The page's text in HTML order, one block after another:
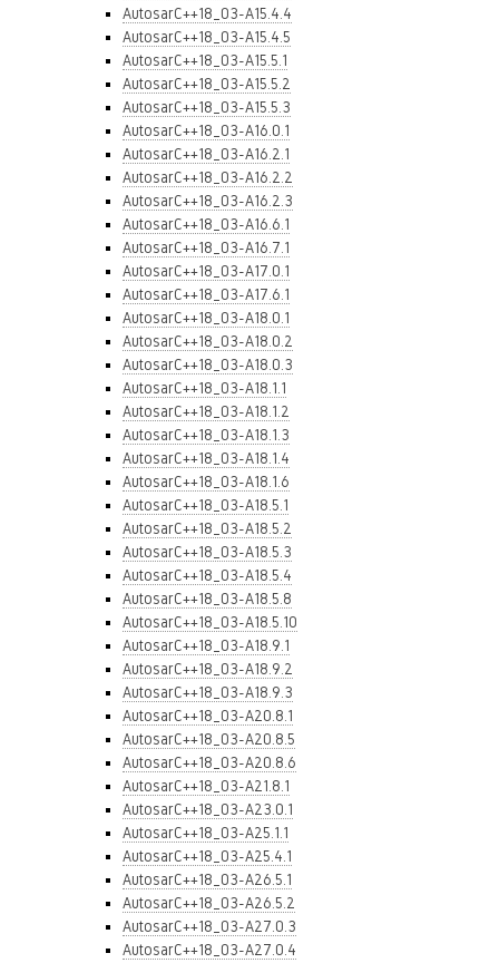
AutosarC++18_03-A15.4.4
AutosarC++18_03-A15.4.5
AutosarC++18_03-A15.5.1
AutosarC++18_03-A15.5.2
AutosarC++18_03-A15.5.3
AutosarC++18_03-A16.0.1
AutosarC++18_03-A16.2.1
AutosarC++18_03-A16.2.2
AutosarC++18_03-A16.2.3
AutosarC++18_03-A16.6.1
AutosarC++18_03-A16.7.1
AutosarC++18_03-A17.0.1
AutosarC++18_03-A17.6.1
AutosarC++18_03-A18.0.1
AutosarC++18_03-A18.0.2
AutosarC++18_03-A18.0.3
AutosarC++18_03-A18.1.1
AutosarC++18_03-A18.1.2
AutosarC++18_03-A18.1.3
AutosarC++18_03-A18.1.4
AutosarC++18_03-A18.1.6
AutosarC++18_03-A18.5.1
AutosarC++18_03-A18.5.2
AutosarC++18_03-A18.5.3
AutosarC++18_03-A18.5.4
AutosarC++18_03-A18.5.8
AutosarC++18_03-A18.5.10
AutosarC++18_03-A18.9.1
AutosarC++18_03-A18.9.2
AutosarC++18_03-A18.9.3
AutosarC++18_03-A20.8.1
AutosarC++18_03-A20.8.5
AutosarC++18_03-A20.8.6
AutosarC++18_03-A21.8.1
AutosarC++18_03-A23.0.1
AutosarC++18_03-A25.1.1
AutosarC++18_03-A25.4.1
AutosarC++18_03-A26.5.1
AutosarC++18_03-A26.5.2
AutosarC++18_03-A27.0.3
AutosarC++18_03-A27.0.4